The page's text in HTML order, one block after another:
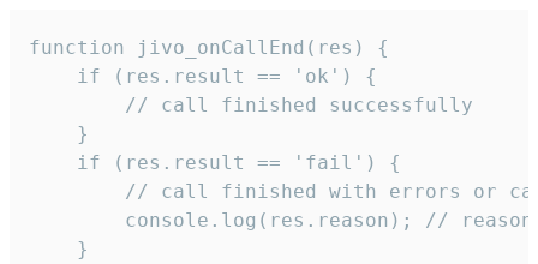
function jivo_onCallEnd(res) {
    if (res.result == 'ok') {
        // call finished successfully
    }
    if (res.result == 'fail') {
// call finished with errors or
console.log(res.reason); //
    }